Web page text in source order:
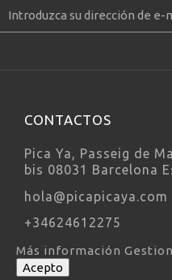
CONTACTOS
Pica Ya, Passeig de
bis 08031 Barcelona
hola@picapicaya.com
+34624612275
Más información
Acepto